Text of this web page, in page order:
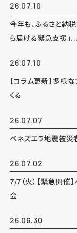
26.07.10
今年も、ふるさと納
ら届ける緊急支援」...
26.07.10
【コラム更新】多様
くる
26.07.07
ベネズエラ地震被
26.07.02
7/7（火）【緊急開
会
26.06.30